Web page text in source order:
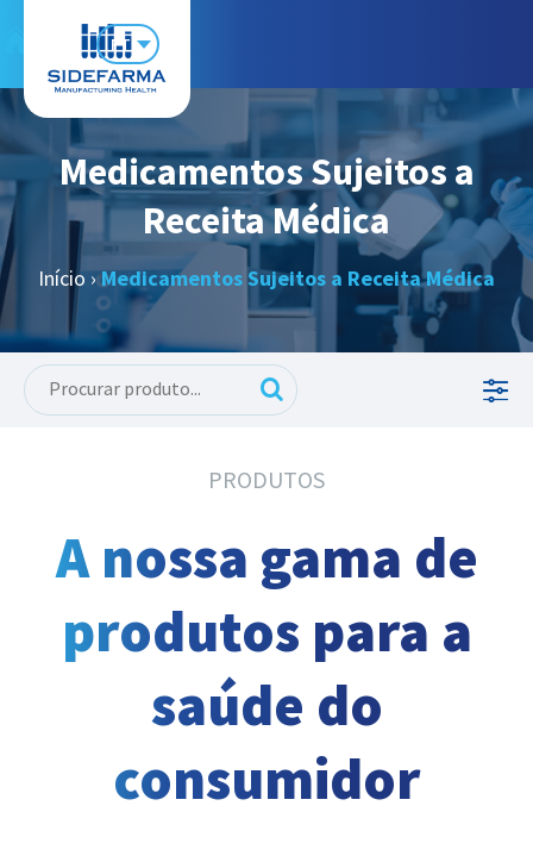
PT
Medicamentos Sujeitos a
Receita Médica
Início›Medicamentos Sujeitos a Receita Médica
PRODUTOS
A nossa gama de
produtos para a
saúde do
consumidor